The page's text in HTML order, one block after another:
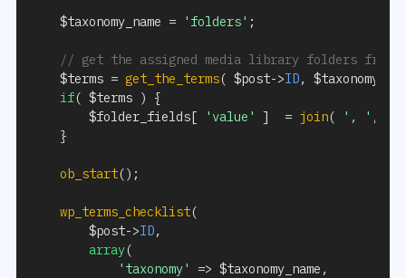
$taxonomy_name = 'folders' ;
// get the assigned media library folders from
$terms = get_the_terms( $post->ID,
if( $terms )
{
$folder_fields[ 'value' ] = join( ', ' ,
}
ob_start() ;
wp_terms_checklist(
$post->ID,
array(
'taxonomy'
=> $taxonomy_name ,